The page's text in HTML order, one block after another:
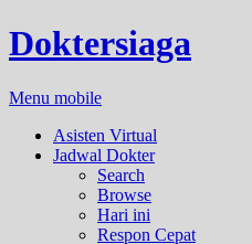
Doktersiaga
Menu mobile
Asisten Virtual
Jadwal Dokter
Search
Browse
Hari ini
Respon Cepat